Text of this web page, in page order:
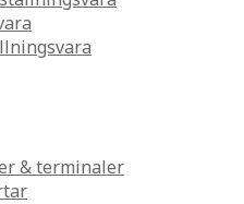
& terminaler